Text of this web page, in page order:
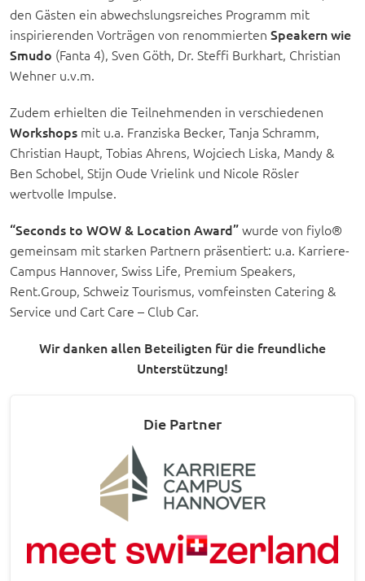
den Gästen ein abwechslungsreiches Programm mit
inspirierenden Vorträgen von renommierten Speakern wie
Smudo (Fanta 4), Sven Göth, Dr. Steffi Burkhart, Christian
Wehner u.v.m.
Zudem erhielten die Teilnehmenden in verschiedenen
Workshops mit u.a. Franziska Becker, Tanja Schramm,
Christian Haupt, Tobias Ahrens, Wojciech Liska, Mandy &
Ben Schobel, Stijn Oude Vrielink und Nicole Rösler
wertvolle Impulse.
“Seconds to WOW & Location Award”wurde von fiylo®
gemeinsam mit starken Partnern präsentiert: u.a. Karriere-
Campus Hannover, Swiss Life, Premium Speakers,
Rent.Group, Schweiz Tourismus, vomfeinsten Catering &
Service und Cart Care – Club Car.
Wir danken allen Beteiligten für die freundliche
Unterstützung!
Die Partner